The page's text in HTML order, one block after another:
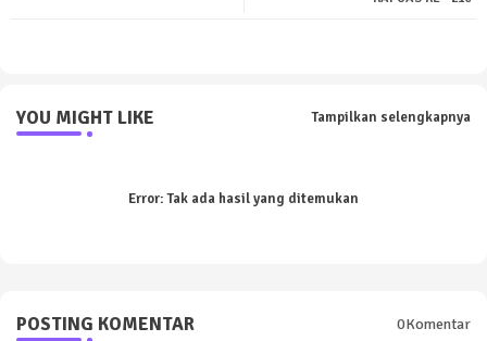
YOU MIGHT LIKE Tampilkan selengkapnya
Error:Tak ada hasil yang ditemukan
POSTING KOMENTAR 0Komentar